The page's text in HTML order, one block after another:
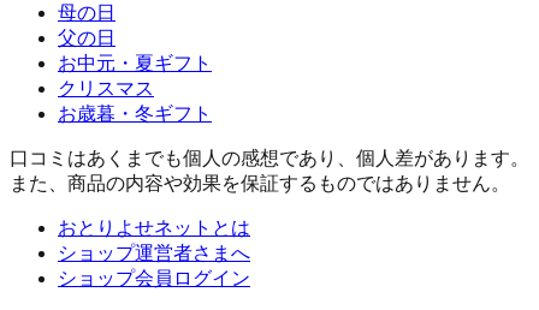
母の日
父の日
お中元・夏ギフト
クリスマス
お歳暮・冬ギフト
口コミはあくまでも個人の感想であり、個人差があります。
また、商品の内容や効果を保証するものではありません。
おとりよせネットとは
ショップ運営者さまへ
ショップ会員ログイン